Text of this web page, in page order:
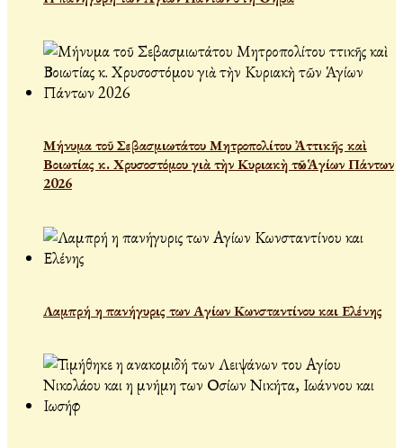
Μήνυμα τοῦ Σεβασμιωτάτου Μητροπολίτου Ἀττικῆς καὶ
Βοιωτίας κ. Χρυσοστόμου γιὰ τὴν Κυριακὴ τῶν Ἁγίων Πάντων
2026
Λαμπρή η πανήγυρις των Αγίων Κωνσταντίνου και Ελένης